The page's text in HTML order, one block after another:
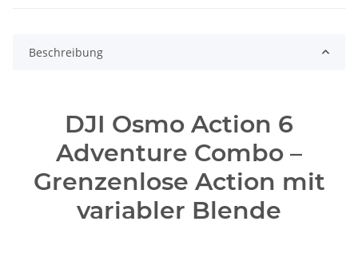
Beschreibung
DJI Osmo Action 6
Adventure Combo –
Grenzenlose Action mit
variabler Blende